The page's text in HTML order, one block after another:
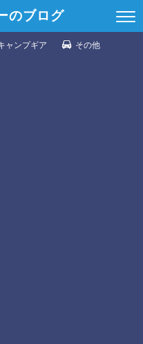
のブログ
ャンプギア その他